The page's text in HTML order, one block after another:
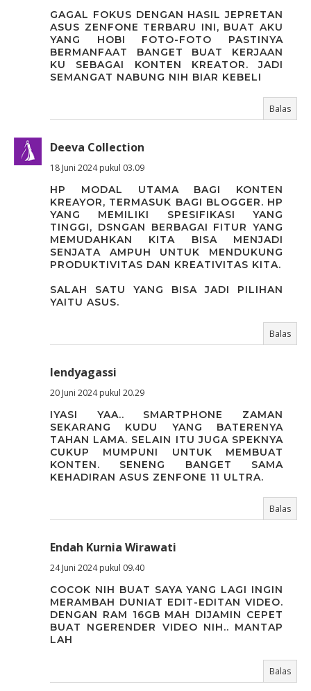
GAGAL FOKUS DENGAN HASIL JEPRETAN
ASUS ZENFONE TERBARU INI, BUAT AKU
YANG HOBI FOTO-FOTO PASTINYA
BERMANFAAT BANGET BUAT KERJAAN
KU SEBAGAI KONTEN KREATOR. JADI
SEMANGAT NABUNG NIH BIAR KEBELI
Balas
Deeva Collection
18 Juni 2024 pukul 03.09
HP MODAL UTAMA BAGI KONTEN
KREAYOR, TERMASUK BAGI BLOGGER. HP
YANG MEMILIKI SPESIFIKASI YANG
TINGGI, DSNGAN BERBAGAI FITUR YANG
MEMUDAHKAN KITA BISA MENJADI
SENJATA AMPUH UNTUK MENDUKUNG
PRODUKTIVITAS DAN KREATIVITAS KITA.
SALAH SATU YANG BISA JADI PILIHAN
YAITU ASUS.
Balas
lendyagassi
20 Juni 2024 pukul 20.29
IYASI YAA.. SMARTPHONE ZAMAN
SEKARANG KUDU YANG BATERENYA
TAHAN LAMA. SELAIN ITU JUGA SPEKNYA
CUKUP MUMPUNI UNTUK MEMBUAT
KONTEN. SENENG BANGET SAMA
KEHADIRAN ASUS ZENFONE 11 ULTRA.
Balas
Endah Kurnia Wirawati
24 Juni 2024 pukul 09.40
COCOK NIH BUAT SAYA YANG LAGI INGIN
MERAMBAH DUNIAT EDIT-EDITAN VIDEO.
DENGAN RAM 16GB MAH DIJAMIN CEPET
BUAT NGERENDER VIDEO NIH.. MANTAP
LAH
Balas